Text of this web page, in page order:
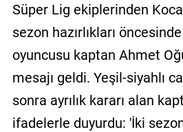
Politikası
Süper Lig ekiplerinden
sezon hazırlıkları
oyuncusu kaptan Ahmet
mesajı geldi. Yeşil-siyahlı
sonra ayrılık kararı alan
ifadelerle duyurdu: 'İki